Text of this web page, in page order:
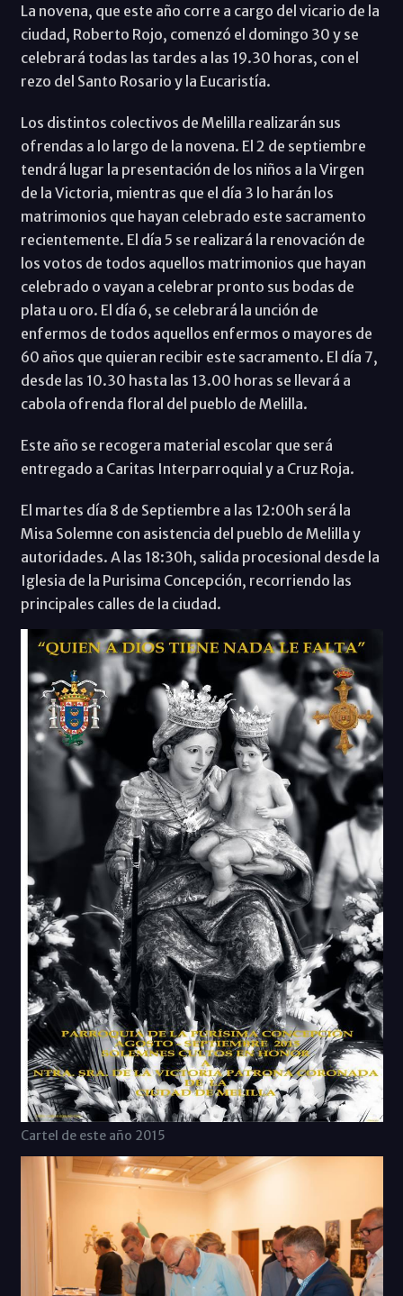
La novena, que este año corre a cargo del vicario de la
ciudad, Roberto Rojo, comenzó el domingo 30 y se
celebrará todas las tardes a las 19.30 horas, con el
rezo del Santo Rosario y la Eucaristía.
Los distintos colectivos de Melilla realizarán sus
ofrendas a lo largo de la novena. El 2 de septiembre
tendrá lugar la presentación de los niños a la Virgen
de la Victoria, mientras que el día 3 lo harán los
matrimonios que hayan celebrado este sacramento
recientemente. El día 5 se realizará la renovación de
los votos de todos aquellos matrimonios que hayan
celebrado o vayan a celebrar pronto sus bodas de
plata u oro. El día 6, se celebrará la unción de
enfermos de todos aquellos enfermos o mayores de
60 años que quieran recibir este sacramento. El día 7,
desde las 10.30 hasta las 13.00 horas se llevará a
cabola ofrenda floral del pueblo de Melilla.
Este año se recogera material escolar que será
entregado a Caritas Interparroquial y a Cruz Roja.
El martes día 8 de Septiembre a las 12:00h será la
Misa Solemne con asistencia del pueblo de Melilla y
autoridades. A las 18:30h, salida procesional desde la
Iglesia de la Purisima Concepción, recorriendo las
principales calles de la ciudad.
Cartel de este año 2015